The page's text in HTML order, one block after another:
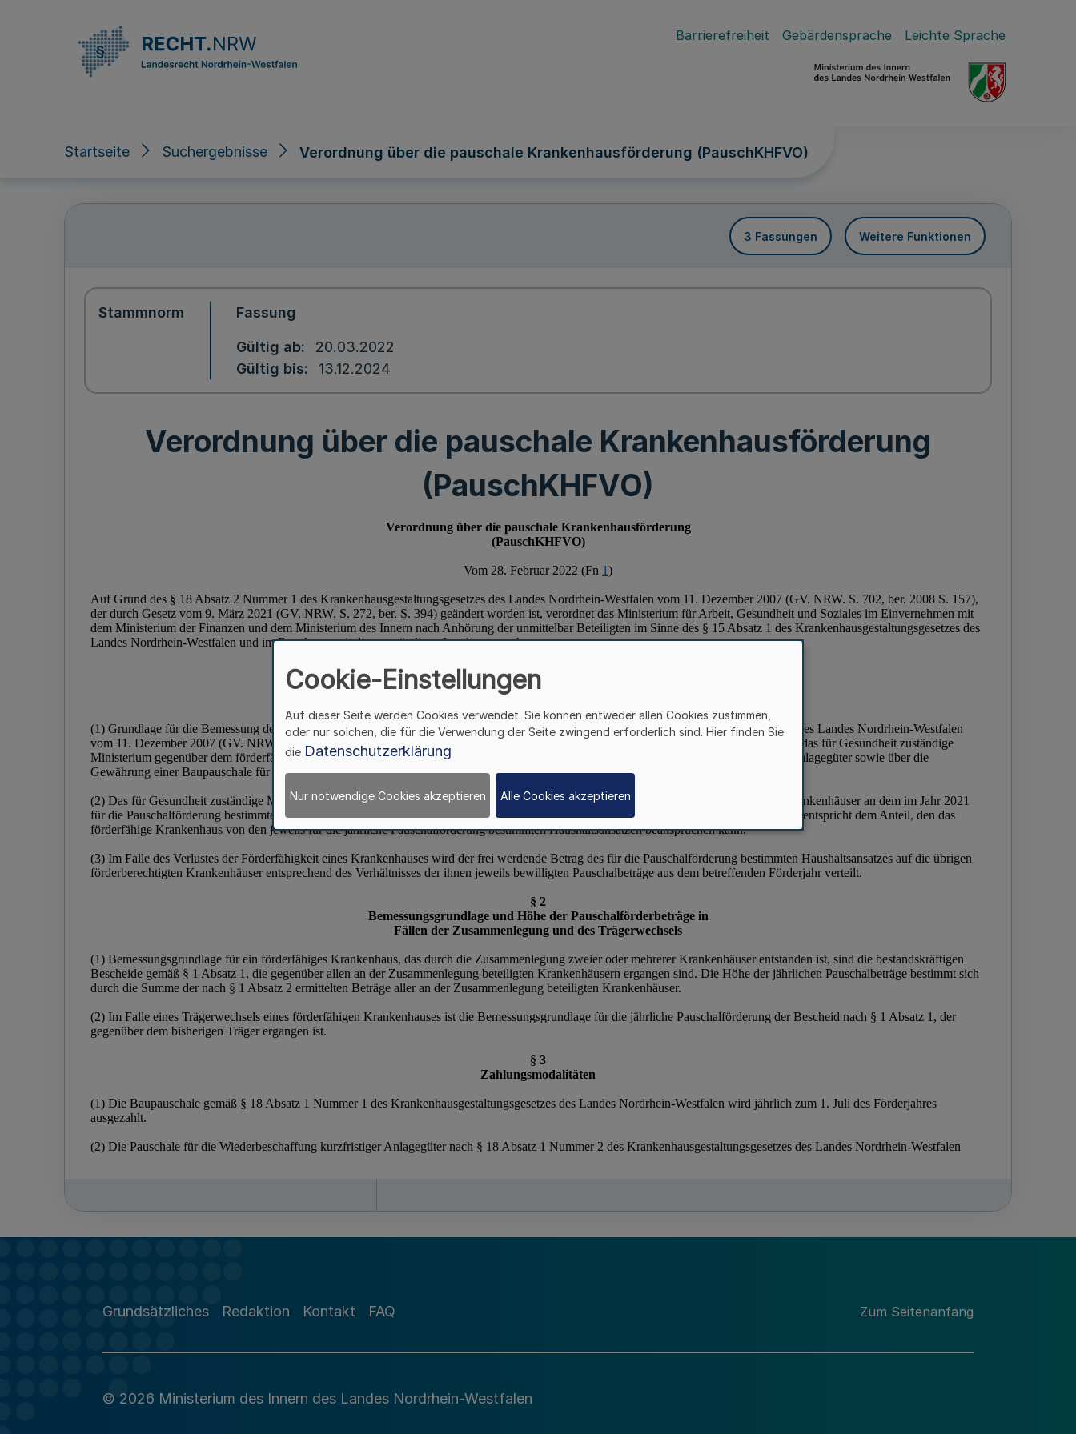
Barrierefreiheit Gebärdensprache Leichte Sprache
Startseite Suchergebnisse Verordnung über die pauschale Krankenhausförderung (PauschKHFVO)
3 Fassungen Weitere Funktionen
Stammnorm Fassung
Gültig ab
20.03.2022
Gültig bis
13.12.2024
Verordnung über die pauschale Krankenhausförderung
(PauschKHFVO)
Grundsätzliches Redaktion Kontakt FAQ Zum Seitenanfang
© 2026 Ministerium des Innern des Landes Nordrhein-Westfalen
Cookie-Einstellungen
Auf dieser Seite werden Cookies verwendet. Sie können entweder allen Cookies zustimmen,
oder nur solchen, die für die Verwendung der Seite zwingend erforderlich sind. Hier finden Sie
die Datenschutzerklärung
Nur notwendige Cookies akzeptieren Alle Cookies akzeptieren